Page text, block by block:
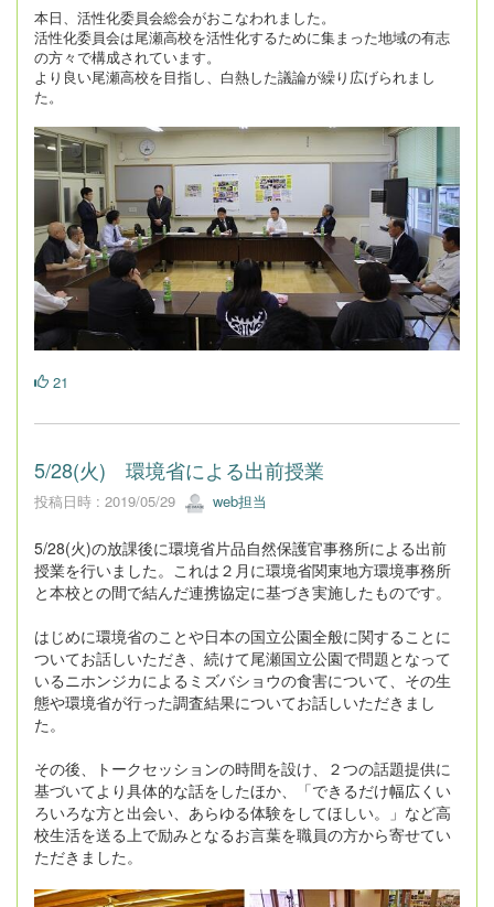
本日、活性化委員会総会がおこなわれました。
活性化委員会は尾瀬高校を活性化するために集まった地域の有志
の方々で構成されています。
より良い尾瀬高校を目指し、白熱した議論が繰り広げられまし
た。
21
5/28(火) 環境省による出前授業
投稿日時 : 2019/05/29 web担当
5/28(火)の放課後に環境省片品自然保護官事務所による出前
授業を行いました。これは２月に環境省関東地方環境事務所
と本校との間で結んだ連携協定に基づき実施したものです。
はじめに環境省のことや日本の国立公園全般に関することに
ついてお話しいただき、続けて尾瀬国立公園で問題となって
いるニホンジカによるミズバショウの食害について、その生
態や環境省が行った調査結果についてお話しいただきまし
た。
その後、トークセッションの時間を設け、２つの話題提供に
基づいてより具体的な話をしたほか、「できるだけ幅広くい
ろいろな方と出会い、あらゆる体験をしてほしい。」など高
校生活を送る上で励みとなるお言葉を職員の方から寄せてい
ただきました。